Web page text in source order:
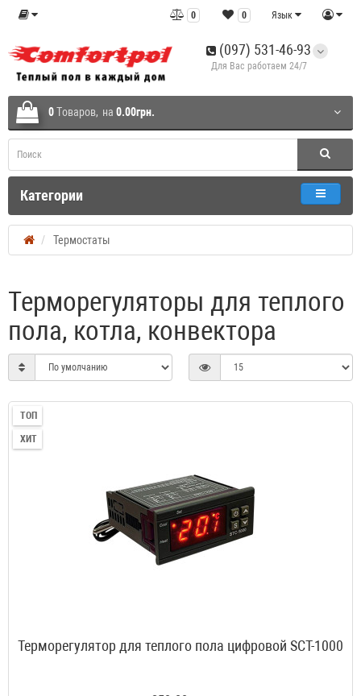
Язык
0
0
(097) 531-46-93
Для Вас работаем 24/7
0Tоваров, на 0.00грн.
Категории
Термостаты
Терморегуляторы для теплого
пола, котла, конвектора
ТОП
ХИТ
Терморегулятор для теплого пола цифровой SCT-1000